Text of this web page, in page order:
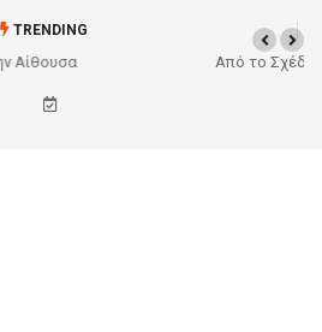
TRENDING
στην Πραγματικότητα